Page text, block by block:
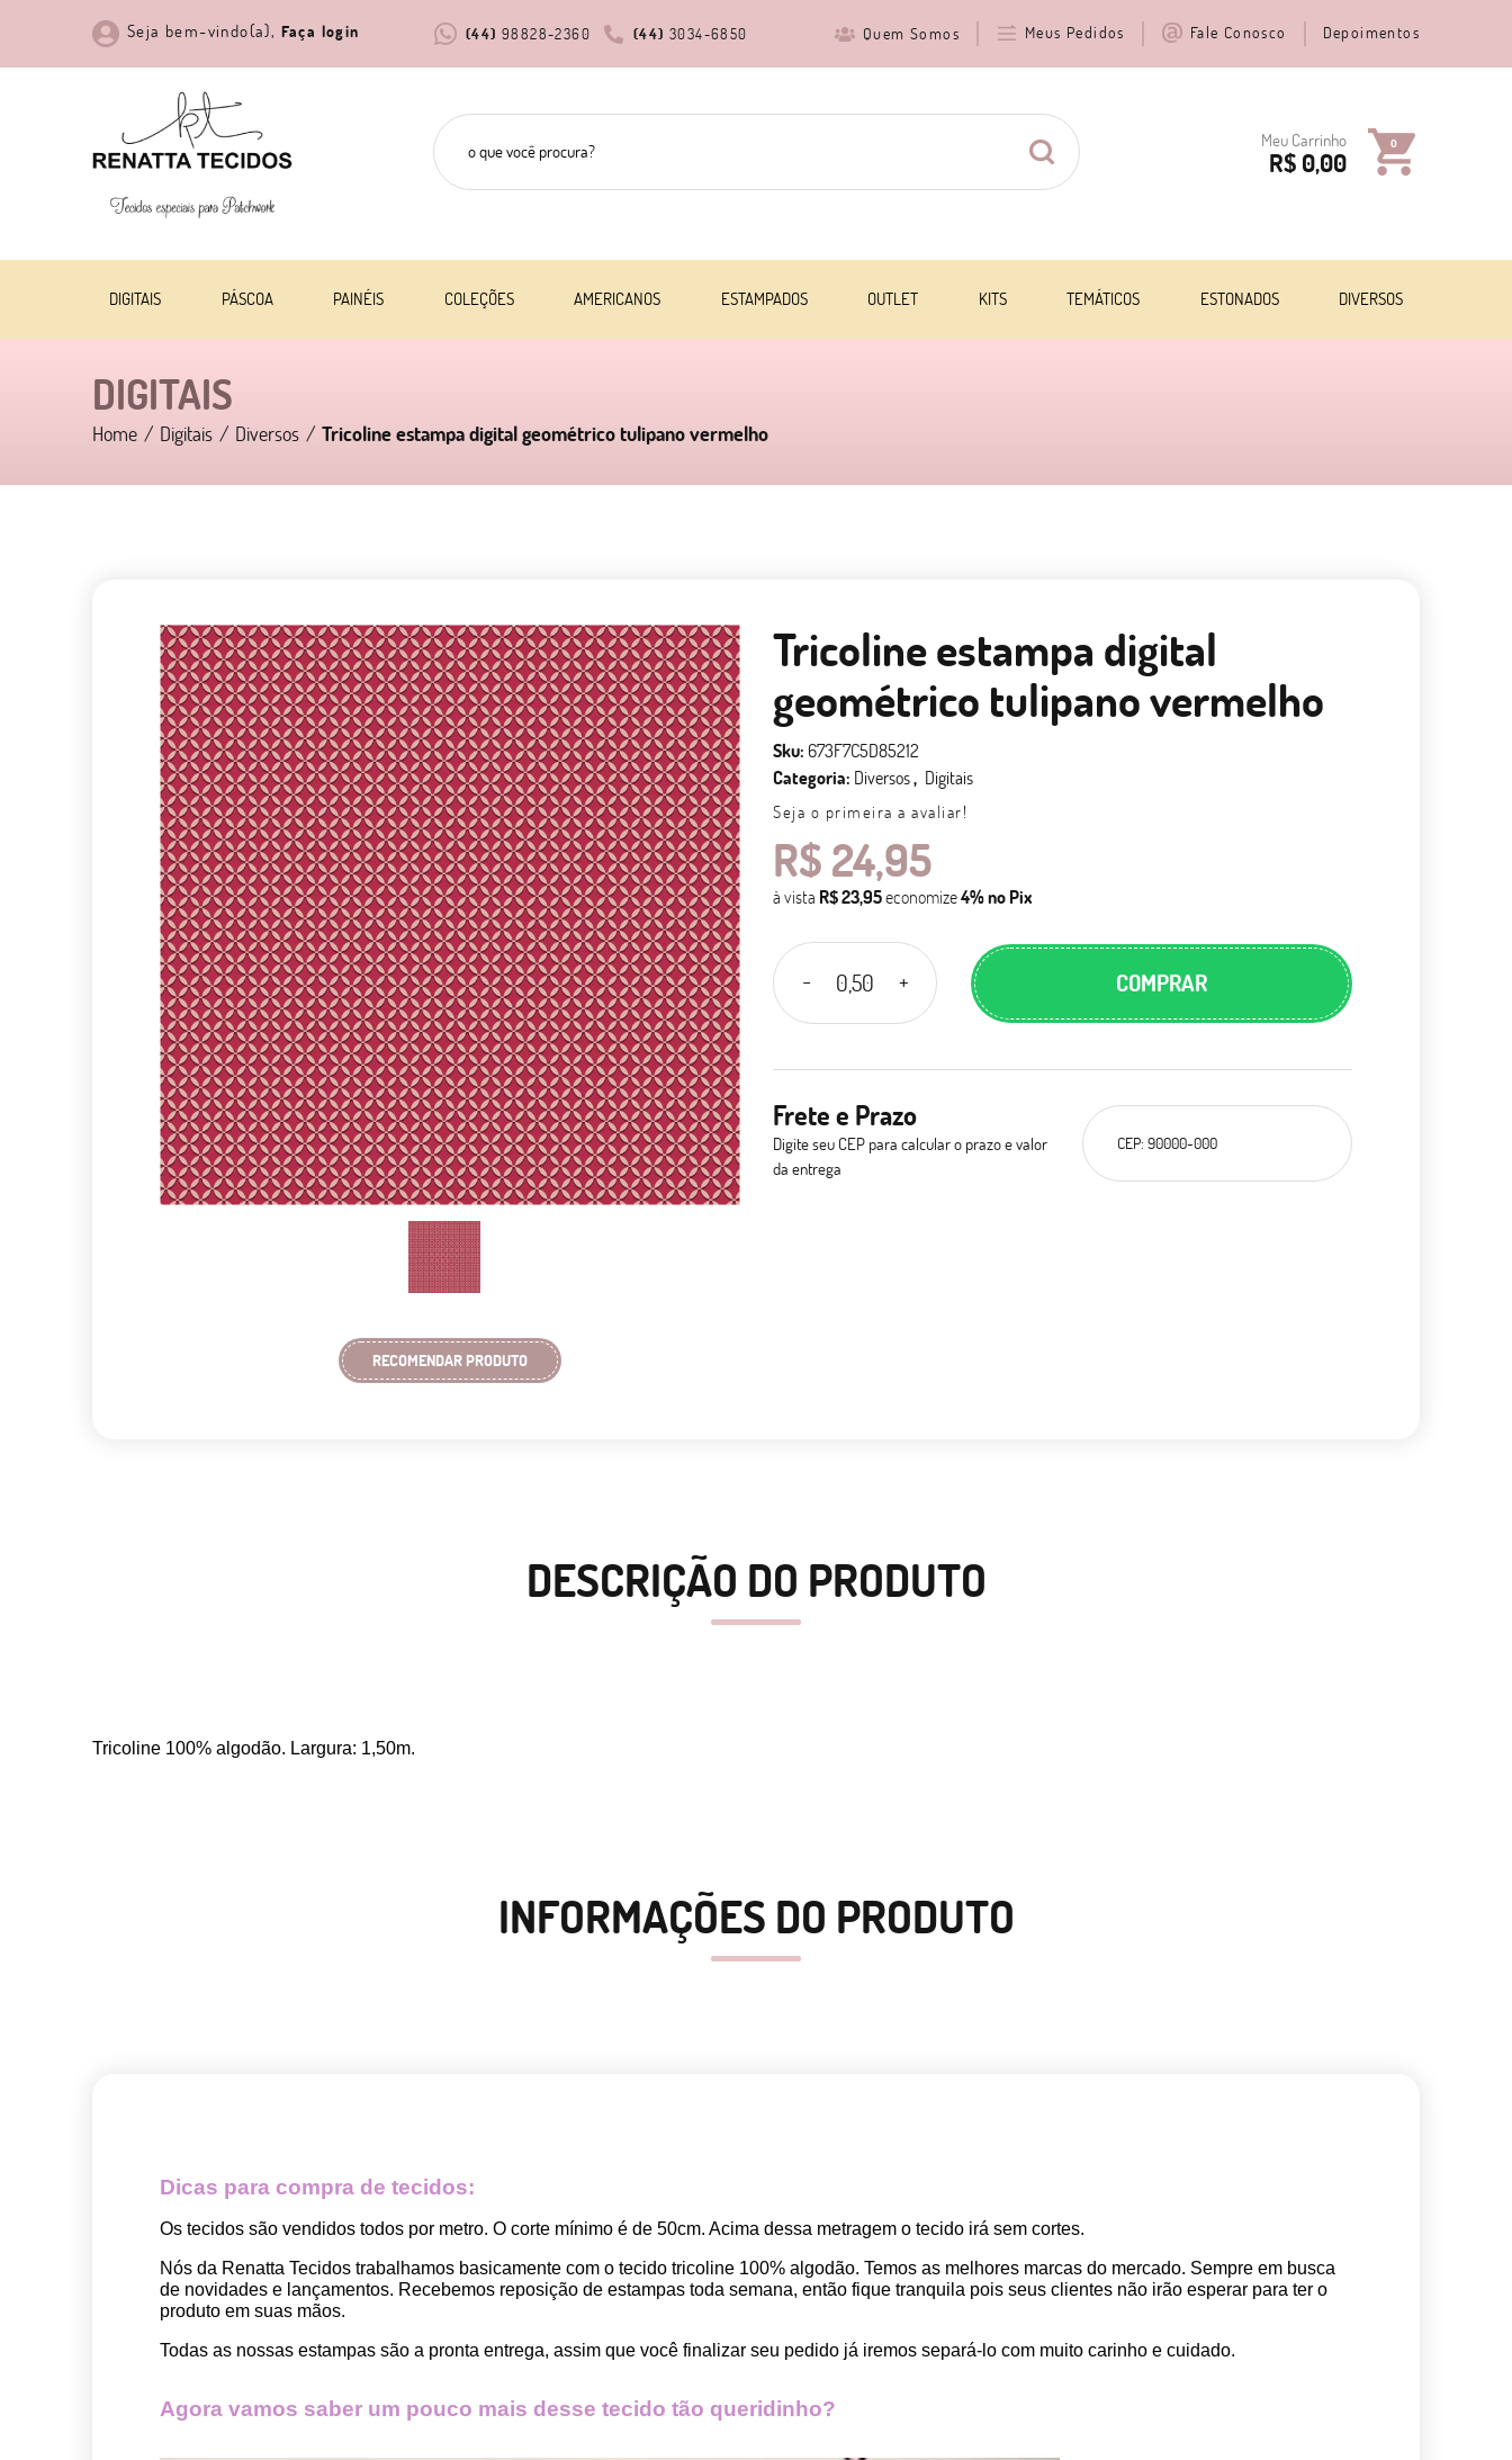
Seja bem-vindo(a), Faça login (44) 3034-6850
(44) 98828-2360 Quem Somos Meus Pedidos Fale Conosco Depoimentos
Meu Carrinho 0
R$ 0,00
DIGITAIS PÁSCOA PAINÉIS COLEÇÕES AMERICANOS ESTAMPADOS OUTLET KITS TEMÁTICOS ESTONADOS DIVERSOS
DIGITAIS
Home Digitais Diversos Tricoline estampa digital geométrico tulipano vermelho
RECOMENDAR PRODUTO
Tricoline estampa digital
geométrico tulipano vermelho
Sku: 673F7C5D85212
Categoria: Diversos Digitais
Seja o primeira a avaliar!
R$ 24,95
à vista R$ 23,95economize4%no Pix
COMPRAR
Frete e Prazo
Digite seu CEP para calcular o prazo e valor
da entrega
DESCRIÇÃO DO PRODUTO
Tricoline 100% algodão. Largura: 1,50m.
INFORMAÇÕES DO PRODUTO
Dicas para compra de tecidos:
Os tecidos são vendidos todos por metro. O corte mínimo é de 50cm. Acima dessa metragem o tecido irá sem cortes.
Nós da Renatta Tecidos trabalhamos basicamente com o tecido tricoline 100% algodão. Temos as melhores marcas do mercado. Sempre em busca
de novidades e lançamentos. Recebemos reposição de estampas toda semana, então fique tranquila pois seus clientes não irão esperar para ter o
produto em suas mãos.
Todas as nossas estampas são a pronta entrega, assim que você finalizar seu pedido já iremos separá-lo com muito carinho e cuidado.
Agora vamos saber um pouco mais desse tecido tão queridinho?